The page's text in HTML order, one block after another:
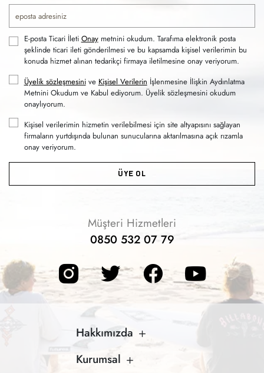
E-posta Ticari İleti Onaymetnini okudum. Tarafıma elektronik posta
şeklinde ticari ileti gönderilmesi ve bu kapsamda kişisel verilerimin bu
konuda hizmet alınan tedarikçi firmaya iletilmesine onay veriyorum.
Üyelik sözleşmesinive Kişisel Verilerin İşlenmesine İlişkin Aydınlatma
Metnini Okudum ve Kabul ediyorum. Üyelik sözleşmesini okudum
onaylıyorum.
Kişisel verilerimin hizmetin verilebilmesi için site altyapısını sağlayan
firmaların yurtdışında bulunan sunucularına aktarılmasına açık rızamla
onay veriyorum.
ÜYE OL
Müşteri Hizmetleri
0850 532 07 79
Hakkımızda
Kurumsal